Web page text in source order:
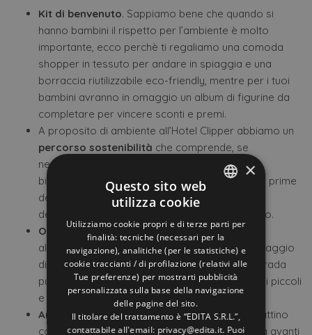
Kit di benvenuto. Sappiamo bene che quando si
hanno bambini il rispetto per l’ambiente è molto
importante, ecco perchè ti regaliamo una comoda
shopper in tessuto per andare in spiaggia e una
borraccia riutilizzabile eco-friendly, mentre per i tuoi
bambini avranno in omaggio un album di figurine da
completare per vincere sconti e premi.
A proposito di ambiente all’Hotel Clipper abbiamo un
percorso sostenibilità che comprende, se
necessario, l’uso solo di stoviglie totalmente
biodegradabili, una scelta di prodotti e materie prime
del territorio a km 0, anche il pesce fresco
dell’Adriatico e pane fatto in casa con farina bio.
Ombrellone e 2 lettini nella spiaggia di fronte
all’hotel inclusi, così hai la certezza che del vantaggio
di arrivare in spiaggia senza attraversare la strada
puoi goderne pienamente anche se hai bambini piccoli
e vivaci
Animazioneche non ti lascia mai: si inizia al mattino
con il risveglio muscolare in riva al mare e si va avanti
ENGLISH
GERMAN
FRENCH
×
Questo sito web
utilizza cookie
Utilizziamo cookie propri e di terze parti per
finalità: tecniche (necessari per la
navigazione), analitiche (per le statistiche) e
cookie traccianti / di profilazione (relativi alle
Tue preferenze) per mostrarti pubblicità
personalizzata sulla base della navigazione
delle pagine del sito.
Il titolare del trattamento è “EDITA S.R.L.”,
contattabile all'email: privacy@edita.it. Puoi